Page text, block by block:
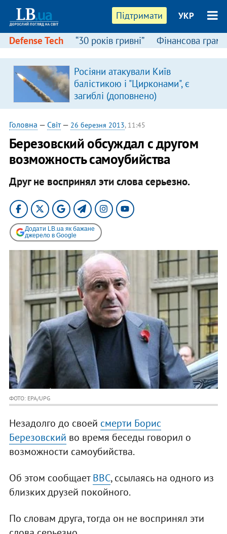
Підтримати УКР
Defense Tech “30 років гривні” Фінансова
Росіяни атакували Київ
балістикою і "Цирконами", є
загиблі (доповнено)
Головна — Світ— 26 березня 2013, 11:45
Березовский обсуждал с другом
возможность самоубийства
Друг не воспринял эти слова серьезно.
Додати LB.ua як бажане
джерело в Google
ФОТО: EPA/UPG
Незадолго до своей смерти Борис
Березовский во время беседы говорил о
возможности самоубийства.
Об этом сообщаетВВС, ссылаясь на одного из
близких друзей покойного.
По словам друга, тогда он не воспринял эти